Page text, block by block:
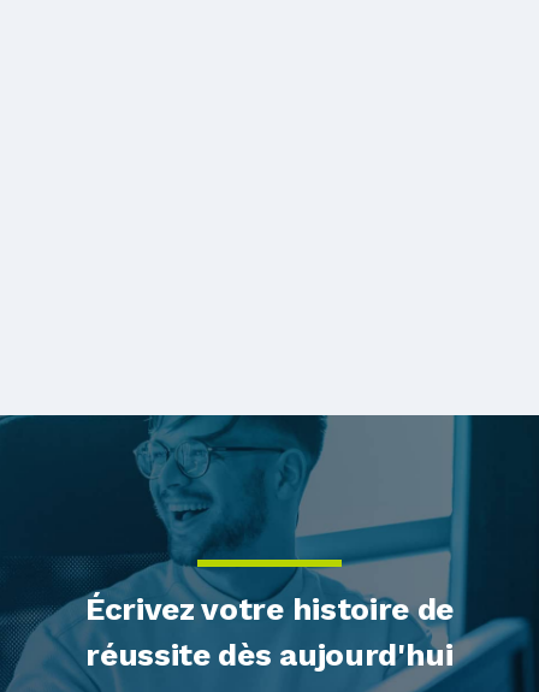
Écrivez votre histoire de
réussite dès aujourd'hui